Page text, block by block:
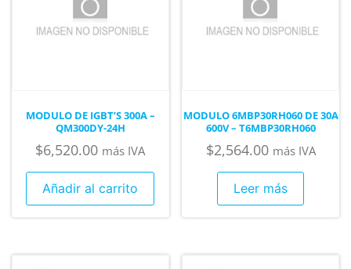
MODULO DE IGBT’S 300A –
QM300DY-24H
$6,520.00 más IVA
Añadir al carrito
MODULO 6MBP30RH060 DE 30A
600V – T6MBP30RH060
$2,564.00 más IVA
Leer más